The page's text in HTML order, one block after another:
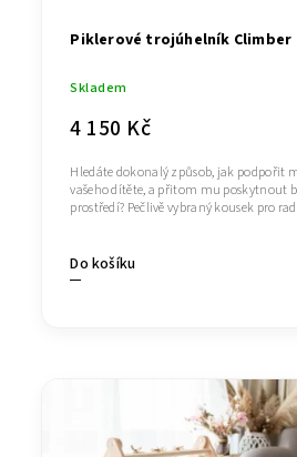
Piklerové trojúhelník Climber
Skladem
4 150 Kč
Do košíku
Hledáte dokonalý způsob, jak podpořit
vašeho dítěte, a přitom mu poskytnout
prostředí? Pečlivě vybraný kousek pro